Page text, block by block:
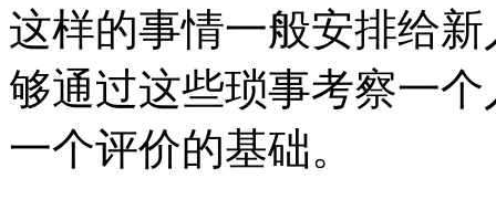
这样的事情一般安排给
够通过这些琐事考察一
一个评价的基础。